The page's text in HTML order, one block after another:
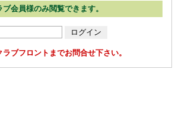
会員様のみ閲覧できます。
ブフロントまでお問合せ下さい。